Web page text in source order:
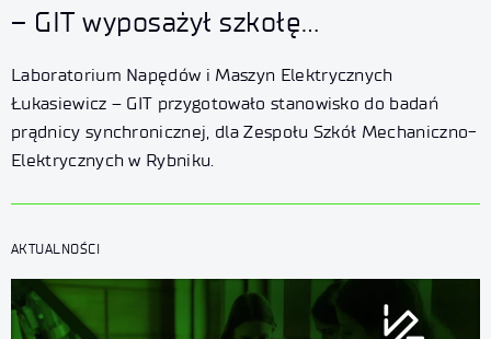
– GIT wyposażył szkołę
w nowoczesne stanowisko do badań
maszyn elektrycznych
Laboratorium Napędów i Maszyn Elektrycznych
Łukasiewicz – GIT przygotowało stanowisko do badań
prądnicy synchronicznej, dla Zespołu Szkół Mechaniczno-
Elektrycznych w Rybniku.
AKTUALNOŚCI